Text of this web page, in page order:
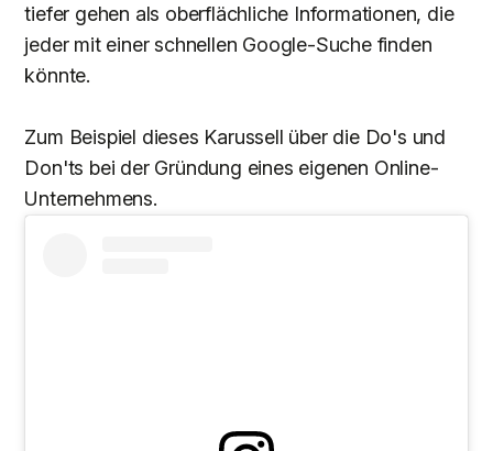
tiefer gehen als oberflächliche Informationen, die
jeder mit einer schnellen Google-Suche finden
könnte.
Zum Beispiel dieses Karussell über die Do's und
Don'ts bei der Gründung eines eigenen Online-
Unternehmens.